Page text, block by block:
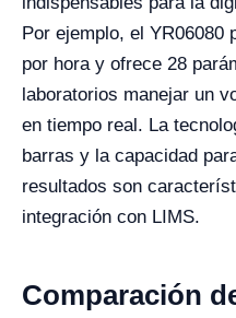
Por ejemplo, el YR06080
por hora y ofrece 28
laboratorios manejar un
en tiempo real. La
barras y la capacidad
resultados son
integración con LIMS.
Comparación